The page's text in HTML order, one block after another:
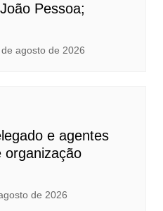
Pessoa;
agosto de 2026
e agentes
organização
de 2026